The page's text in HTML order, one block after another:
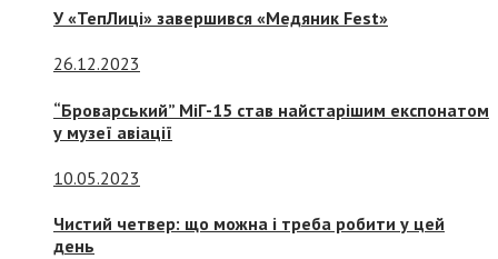
У «ТепЛиці» завершився «Медяник Fest»
26.12.2023
“Броварський” МіГ-15 став найстарішим експонатом
у музеї авіації
10.05.2023
Чистий четвер: що можна і треба робити у цей
день